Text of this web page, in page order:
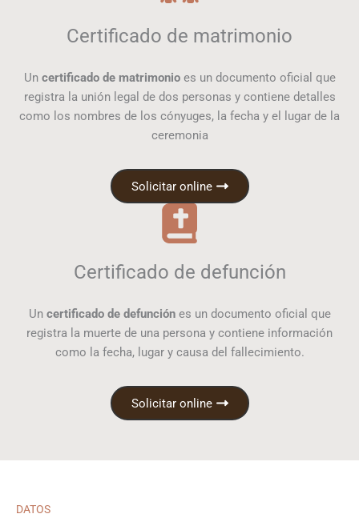
Certificado de matrimonio
Un certificado de matrimonioes un documento oficial que
registra la unión legal de dos personas y contiene detalles
como los nombres de los cónyuges, la fecha y el lugar de la
ceremonia
Solicitar online
Certificado de defunción
Un certificado de defunciónes un documento oficial que
registra la muerte de una persona y contiene información
como la fecha, lugar y causa del fallecimiento.
Solicitar online
DATOS